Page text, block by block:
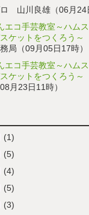
山川良雄（06月24
エコ手芸教室～ハム
ケットをつくろう～
局（09月05日17時）
エコ手芸教室～ハム
ケットをつくろう～
月23日11時）
(1)
(5)
(4)
(5)
(3)